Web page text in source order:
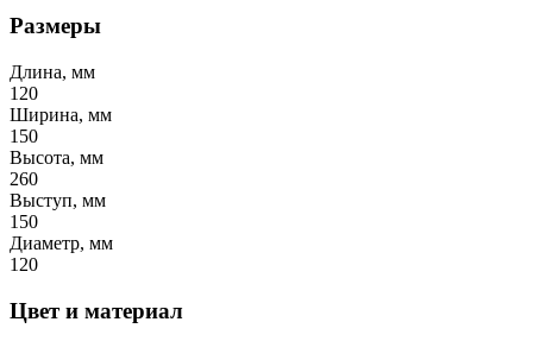
Размеры
Длина, мм
120
Ширина, мм
150
Высота, мм
260
Выступ, мм
150
Диаметр, мм
120
Цвет и материал